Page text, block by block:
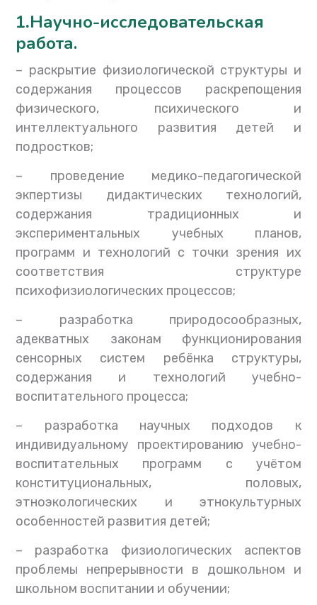
1.Научно-исследовательская
работа.
– раскрытие физиологической структуры и
содержания процессов раскрепощения
физического, психического и
интеллектуального развития детей и
подростков;
–
проведение медико-педагогической
экпертизы дидактических технологий,
содержания традиционных и
экспериментальных учебных планов,
программ и технологий с точки зрения их
соответствия структуре
психофизиологических процессов;
–
разработка природосообразных,
адекватных законам функционирования
сенсорных систем ребёнка структуры,
содержания и технологий учебно-
воспитательного процесса;
–
разработка научных подходов к
индивидуальному проектированию учебно-
воспитательных программ с учётом
конституциональных, половых,
этноэкологических и этнокультурных
особенностей развития детей;
–
разработка физиологических аспектов
проблемы непрерывности в дошкольном и
школьном воспитании и обучении;